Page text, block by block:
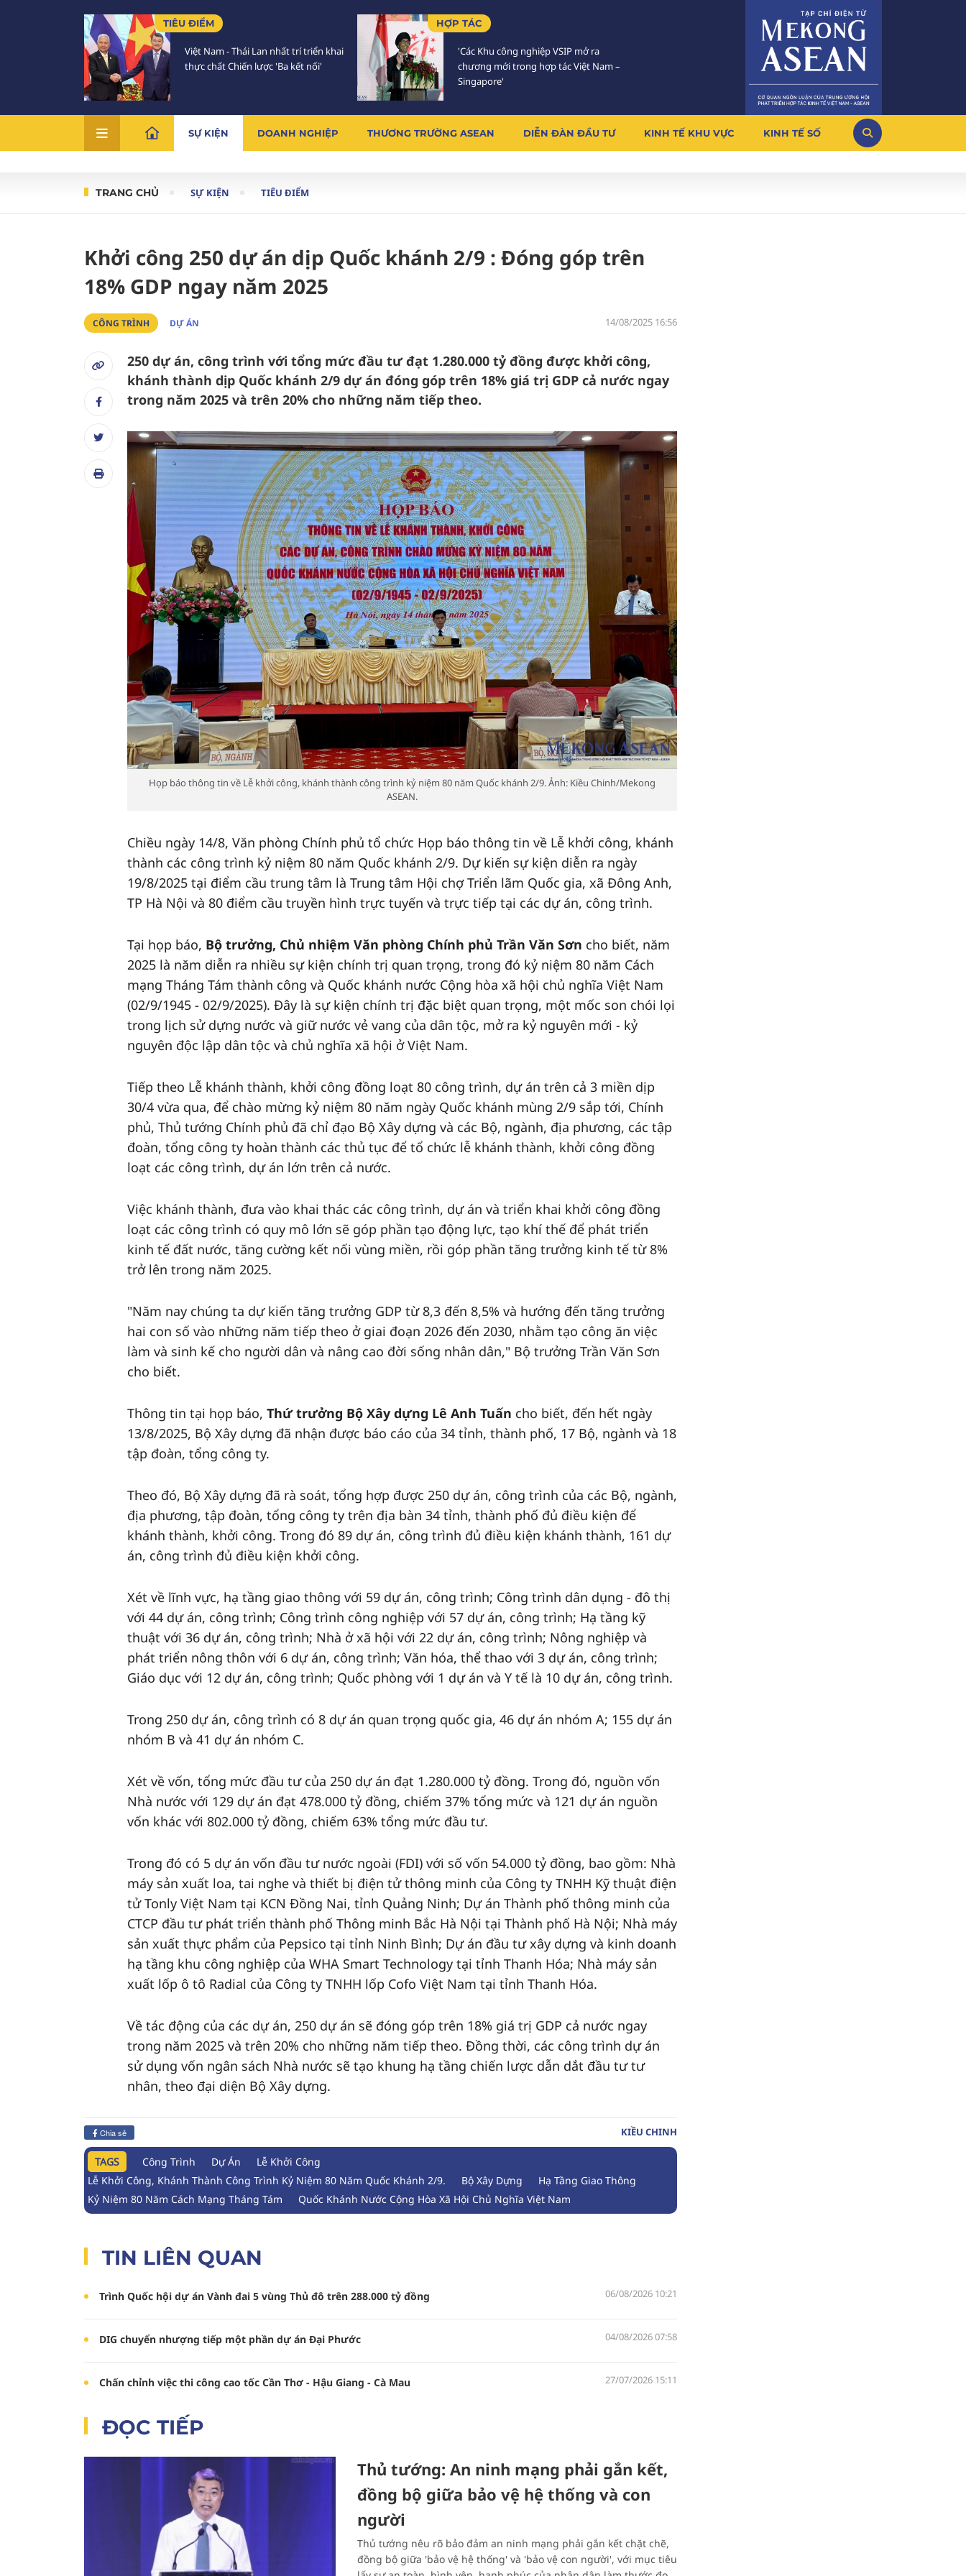
TIÊU ĐIỂM
Việt Nam - Thái Lan nhất trí triển khai
thực chất Chiến lược 'Ba kết nối'
HỢP TÁC
'Các Khu công nghiệp VSIP mở ra
chương mới trong hợp tác Việt Nam –
Singapore'
SỰ KIỆN DOANH NGHIỆP THƯƠNG TRƯỜNG ASEAN DIỄN ĐÀN ĐẦU TƯ KINH TẾ KHU VỰC KINH TẾ SỐ
TRANG CHỦ SỰ KIỆN TIÊU ĐIỂM
Khởi công 250 dự án dịp Quốc khánh 2/9 : Đóng góp trên
18% GDP ngay năm 2025
CÔNG TRÌNH DỰ ÁN 14/08/2025 16:56
250 dự án, công trình với tổng mức đầu tư đạt 1.280.000 tỷ đồng được khởi công,
khánh thành dịp Quốc khánh 2/9 dự án đóng góp trên 18% giá trị GDP cả nước ngay
trong năm 2025 và trên 20% cho những năm tiếp theo.
Họp báo thông tin về Lễ khởi công, khánh thành công trình kỷ niệm 80 năm Quốc khánh 2/9. Ảnh: Kiều Chinh/Mekong
ASEAN.
Chiều ngày 14/8, Văn phòng Chính phủ tổ chức Họp báo thông tin về Lễ khởi công, khánh
thành các công trình kỷ niệm 80 năm Quốc khánh 2/9. Dự kiến sự kiện diễn ra ngày
19/8/2025 tại điểm cầu trung tâm là Trung tâm Hội chợ Triển lãm Quốc gia, xã Đông Anh,
TP Hà Nội và 80 điểm cầu truyền hình trực tuyến và trực tiếp tại các dự án, công trình.
Tại họp báo, Bộ trưởng, Chủ nhiệm Văn phòng Chính phủ Trần Văn Sơn cho biết, năm
2025 là năm diễn ra nhiều sự kiện chính trị quan trọng, trong đó kỷ niệm 80 năm Cách
mạng Tháng Tám thành công và Quốc khánh nước Cộng hòa xã hội chủ nghĩa Việt Nam
(02/9/1945 - 02/9/2025). Đây là sự kiện chính trị đặc biệt quan trọng, một mốc son chói lọi
trong lịch sử dựng nước và giữ nước vẻ vang của dân tộc, mở ra kỷ nguyên mới - kỷ
nguyên độc lập dân tộc và chủ nghĩa xã hội ở Việt Nam.
Tiếp theo Lễ khánh thành, khởi công đồng loạt 80 công trình, dự án trên cả 3 miền dịp
30/4 vừa qua, để chào mừng kỷ niệm 80 năm ngày Quốc khánh mùng 2/9 sắp tới, Chính
phủ, Thủ tướng Chính phủ đã chỉ đạo Bộ Xây dựng và các Bộ, ngành, địa phương, các tập
đoàn, tổng công ty hoàn thành các thủ tục để tổ chức lễ khánh thành, khởi công đồng
loạt các công trình, dự án lớn trên cả nước.
Việc khánh thành, đưa vào khai thác các công trình, dự án và triển khai khởi công đồng
loạt các công trình có quy mô lớn sẽ góp phần tạo động lực, tạo khí thế để phát triển
kinh tế đất nước, tăng cường kết nối vùng miền, rồi góp phần tăng trưởng kinh tế từ 8%
trở lên trong năm 2025.
"Năm nay chúng ta dự kiến tăng trưởng GDP từ 8,3 đến 8,5% và hướng đến tăng trưởng
hai con số vào những năm tiếp theo ở giai đoạn 2026 đến 2030, nhằm tạo công ăn việc
làm và sinh kế cho người dân và nâng cao đời sống nhân dân," Bộ trưởng Trần Văn Sơn
cho biết.
Thông tin tại họp báo, Thứ trưởng Bộ Xây dựng Lê Anh Tuấn cho biết, đến hết ngày
13/8/2025, Bộ Xây dựng đã nhận được báo cáo của 34 tỉnh, thành phố, 17 Bộ, ngành và 18
tập đoàn, tổng công ty.
Theo đó, Bộ Xây dựng đã rà soát, tổng hợp được 250 dự án, công trình của các Bộ, ngành,
địa phương, tập đoàn, tổng công ty trên địa bàn 34 tỉnh, thành phố đủ điều kiện để
khánh thành, khởi công. Trong đó 89 dự án, công trình đủ điều kiện khánh thành, 161 dự
án, công trình đủ điều kiện khởi công.
Xét về lĩnh vực, hạ tầng giao thông với 59 dự án, công trình; Công trình dân dụng - đô thị
với 44 dự án, công trình; Công trình công nghiệp với 57 dự án, công trình; Hạ tầng kỹ
thuật với 36 dự án, công trình; Nhà ở xã hội với 22 dự án, công trình; Nông nghiệp và
phát triển nông thôn với 6 dự án, công trình; Văn hóa, thể thao với 3 dự án, công trình;
Giáo dục với 12 dự án, công trình; Quốc phòng với 1 dự án và Y tế là 10 dự án, công trình.
Trong 250 dự án, công trình có 8 dự án quan trọng quốc gia, 46 dự án nhóm A; 155 dự án
nhóm B và 41 dự án nhóm C.
Xét về vốn, tổng mức đầu tư của 250 dự án đạt 1.280.000 tỷ đồng. Trong đó, nguồn vốn
Nhà nước với 129 dự án đạt 478.000 tỷ đồng, chiếm 37% tổng mức và 121 dự án nguồn
vốn khác với 802.000 tỷ đồng, chiếm 63% tổng mức đầu tư.
Trong đó có 5 dự án vốn đầu tư nước ngoài (FDI) với số vốn 54.000 tỷ đồng, bao gồm: Nhà
máy sản xuất loa, tai nghe và thiết bị điện tử thông minh của Công ty TNHH Kỹ thuật điện
tử Tonly Việt Nam tại KCN Đồng Nai, tỉnh Quảng Ninh; Dự án Thành phố thông minh của
CTCP đầu tư phát triển thành phố Thông minh Bắc Hà Nội tại Thành phố Hà Nội; Nhà máy
sản xuất thực phẩm của Pepsico tại tỉnh Ninh Bình; Dự án đầu tư xây dựng và kinh doanh
hạ tầng khu công nghiệp của WHA Smart Technology tại tỉnh Thanh Hóa; Nhà máy sản
xuất lốp ô tô Radial của Công ty TNHH lốp Cofo Việt Nam tại tỉnh Thanh Hóa.
Về tác động của các dự án, 250 dự án sẽ đóng góp trên 18% giá trị GDP cả nước ngay
trong năm 2025 và trên 20% cho những năm tiếp theo. Đồng thời, các công trình dự án
sử dụng vốn ngân sách Nhà nước sẽ tạo khung hạ tầng chiến lược dẫn dắt đầu tư tư
nhân, theo đại diện Bộ Xây dựng.
Chia sẻ KIỀU CHINH
TAGS Công Trình Dự Án
Lễ Khởi Công
Lễ Khởi Công, Khánh Thành Công Trình Kỷ Niệm 80 Năm Quốc Khánh 2/9.
Bộ Xây Dựng
Hạ Tầng Giao Thông
Kỷ Niệm 80 Năm Cách Mạng Tháng Tám
Quốc Khánh Nước Cộng Hòa Xã Hội Chủ Nghĩa Việt Nam
TIN LIÊN QUAN
Trình Quốc hội dự án Vành đai 5 vùng Thủ đô trên 288.000 tỷ đồng 06/08/2026 10:21
DIG chuyển nhượng tiếp một phần dự án Đại Phước 04/08/2026 07:58
Chấn chỉnh việc thi công cao tốc Cần Thơ - Hậu Giang - Cà Mau 27/07/2026 15:11
ĐỌC TIẾP
Thủ tướng: An ninh mạng phải gắn kết,
đồng bộ giữa bảo vệ hệ thống và con
người
Thủ tướng nêu rõ bảo đảm an ninh mạng phải gắn kết chặt chẽ,
đồng bộ giữa 'bảo vệ hệ thống' và 'bảo vệ con người', với mục tiêu